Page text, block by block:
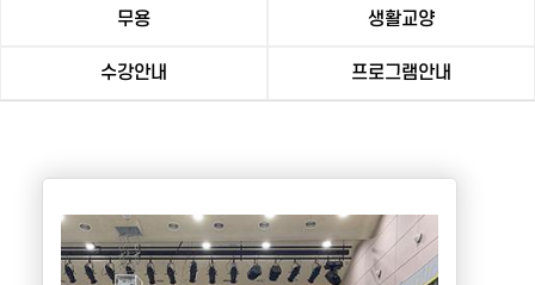
무용 생활교양
수강안내 프로그램안내